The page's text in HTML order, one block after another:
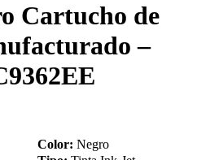
Cartucho de
–
Color: Negro